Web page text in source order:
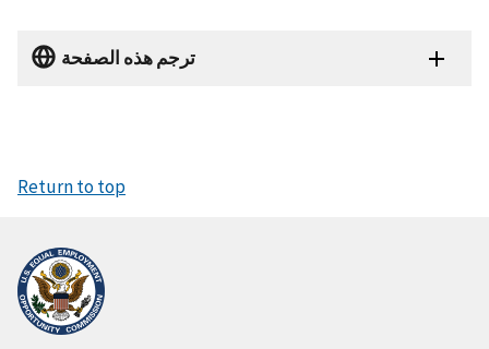
ترجم هذه الصفحة
Return to top